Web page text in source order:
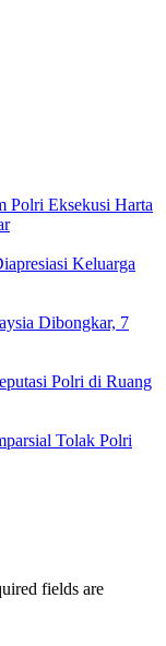
Polri Eksekusi Harta
Keluarga
Dibongkar, 7
Polri di Ruang
Tolak Polri
fields are